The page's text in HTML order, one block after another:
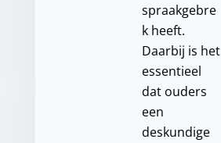
spraakgebre
k heeft.
Daarbij is het
essentieel
dat ouders
een
deskundige